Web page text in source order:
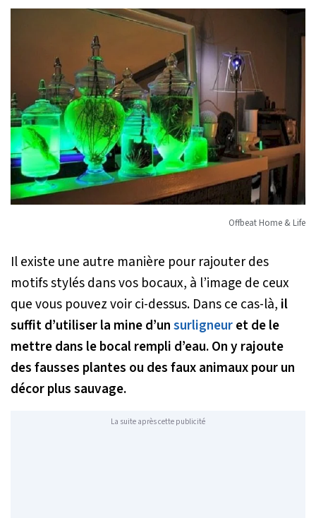
Offbeat Home & Life
Il existe une autre manière pour rajouter des
motifs stylés dans vos bocaux, à l’image de ceux
que vous pouvez voir ci-dessus. Dans ce cas-là, il
suffit d’utiliser la mine d’unsurligneuret de le
mettre dans le bocal rempli d’eau. On y rajoute
des fausses plantes ou des faux animaux pour un
décor plus sauvage.
La suite après cette publicité